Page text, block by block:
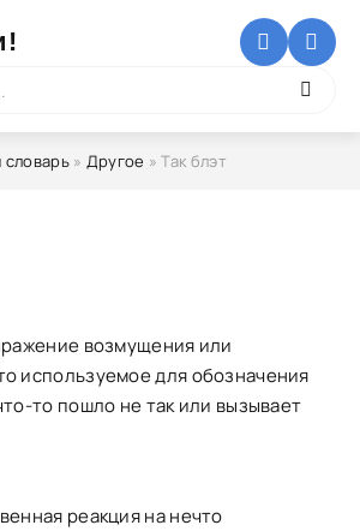
» Другое » Так блэт
возмущения или
используемое для обозначения
то пошло не так или вызывает
реакция на нечто